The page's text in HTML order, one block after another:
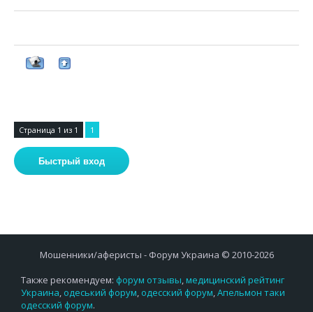
Страница 1 из 1 1
Мошенники/аферисты - Форум Украина © 2010-2026
Также рекомендуем: форум отзывы,медицинский рейтинг
Украина, одеський форум, одесский форум,Апельмон таки
одесский форум.